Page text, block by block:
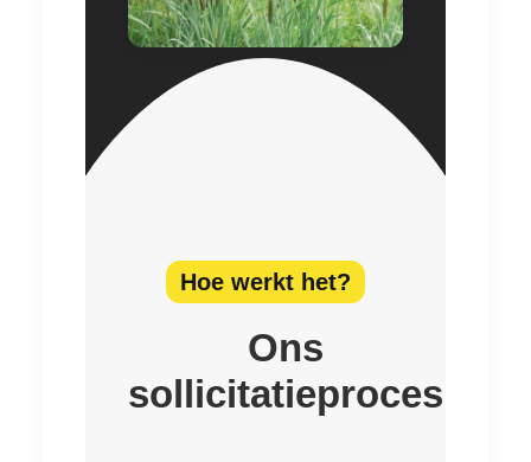
Hoe werkt het?
Ons
sollicitatieproces